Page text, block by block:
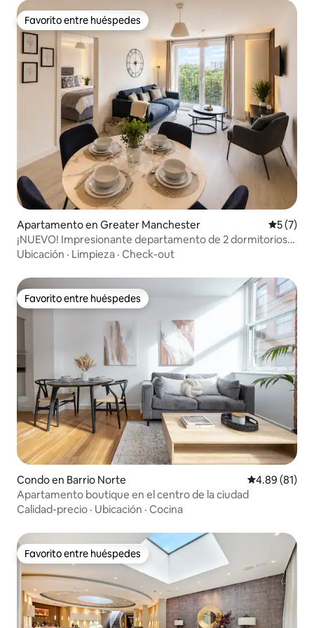
Favorito entre huéspedes
Favorito entre huéspedes
Apartamento en Greater Manchester
5 (7)
¡NUEVO! Impresionante departamento de 2 dormitorios
en Manchester + balcón
Ubicación · Limpieza · Check-out
Favorito entre huéspedes
Favorito entre huéspedes
Condo en Barrio Norte Calificación
4.89 (81)
Apartamento boutique en el centro de la ciudad
Calidad-precio · Ubicación · Cocina
Favorito entre huéspedes
Favorito entre huéspedes